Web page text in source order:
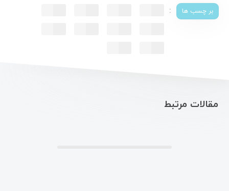
بر چسب ها :
مقالات مرتبط